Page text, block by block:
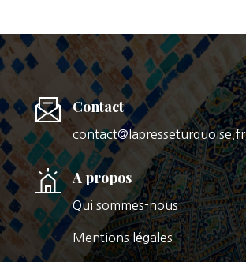
Contact
contact@lapresseturquoise.fr
A propos
Qui sommes-nous
Mentions légales